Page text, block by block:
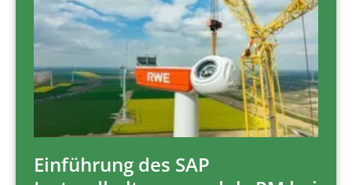
Einführung des SAP